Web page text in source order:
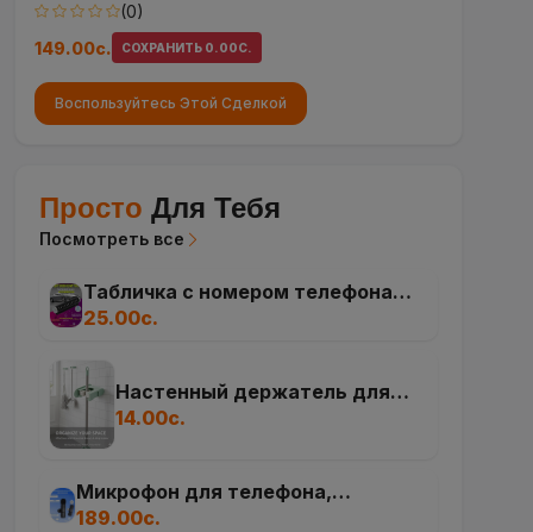
(0)
149.00с.
СОХРАНИТЬ 0.00С.
Воспользуйтесь Этой Сделкой
Просто Для Тебя
Посмотреть все
Табличка с номером телефона
для автомобиля, автовизитка для
25.00с.
Настенный держатель для
швабры
14.00с.
Микрофон для телефона,
петличка K8,K9, микрофон для
189.00с.